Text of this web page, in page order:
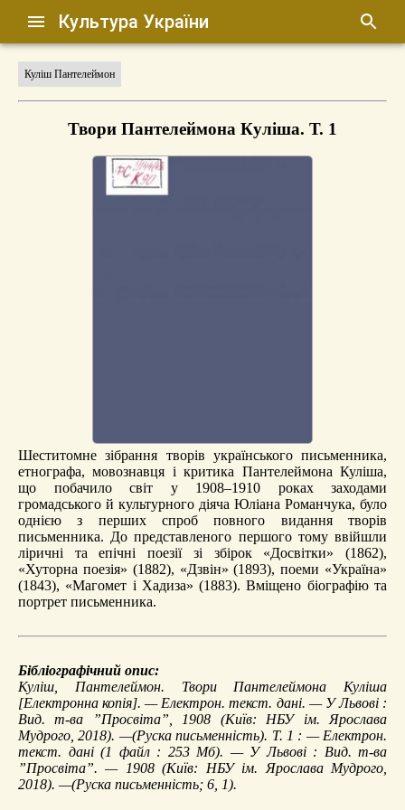
Культура України
Куліш Пантелеймон
Твори Пантелеймона Куліша. Т. 1
Шеститомне зібрання творів українського письменника,
етнографа, мовознавця і критика Пантелеймона Куліша,
що побачило світ у 1908–1910 роках заходами
громадського й культурного діяча Юліана Романчука, було
однією з перших спроб повного видання творів
письменника. До представленого першого тому ввійшли
ліричні та епічні поезії зі збірок «Досвітки» (1862),
«Хуторна поезія» (1882), «Дзвін» (1893), поеми «Україна»
(1843), «Магомет і Хадиза» (1883). Вміщено біографію та
портрет письменника.
Бібліографічний опис:
Куліш, Пантелеймон. Твори Пантелеймона Куліша
[Електронна копія]. — Електрон. текст. дані. — У Львові :
Вид. т-ва ”Просвіта”, 1908 (Київ: НБУ ім. Ярослава
Мудрого, 2018). —(Руска письменність). Т. 1 : — Електрон.
текст. дані (1 файл : 253 Мб). — У Львові : Вид. т-ва
”Просвіта”. — 1908 (Київ: НБУ ім. Ярослава Мудрого,
2018). —(Руска письменність; 6, 1).